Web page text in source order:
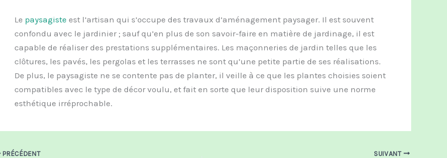
Le paysagiste est l’artisan qui s’occupe des travaux d’aménagement paysager. Il est souvent
confondu avec le jardinier ; sauf qu’en plus de son savoir-faire en matière de jardinage, il est
capable de réaliser des prestations supplémentaires. Les maçonneries de jardin telles que les
clôtures, les pavés, les pergolas et les terrasses ne sont qu’une petite partie de ses réalisations.
De plus, le paysagiste ne se contente pas de planter, il veille à ce que les plantes choisies soient
compatibles avec le type de décor voulu, et fait en sorte que leur disposition suive une norme
esthétique irréprochable.
PRÉCÉDENT SUIVANT